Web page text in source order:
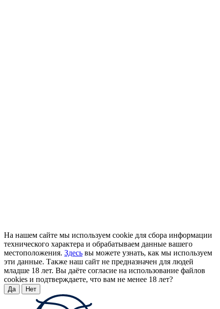
На нашем сайте мы используем cookie для сбора информации
технического характера и обрабатываем данные вашего
местоположения. Здесь вы можете узнать, как мы используем
эти данные. Также наш сайт не предназначен для людей
младше 18 лет. Вы даёте согласие на использование файлов
cookies и подтверждаете, что вам не менее 18 лет?
Да Нет